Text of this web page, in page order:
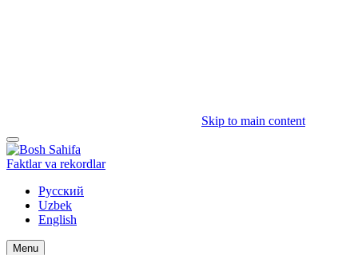
Skip to main content
Faktlar va rekordlar
Русский
Uzbek
English
Menu